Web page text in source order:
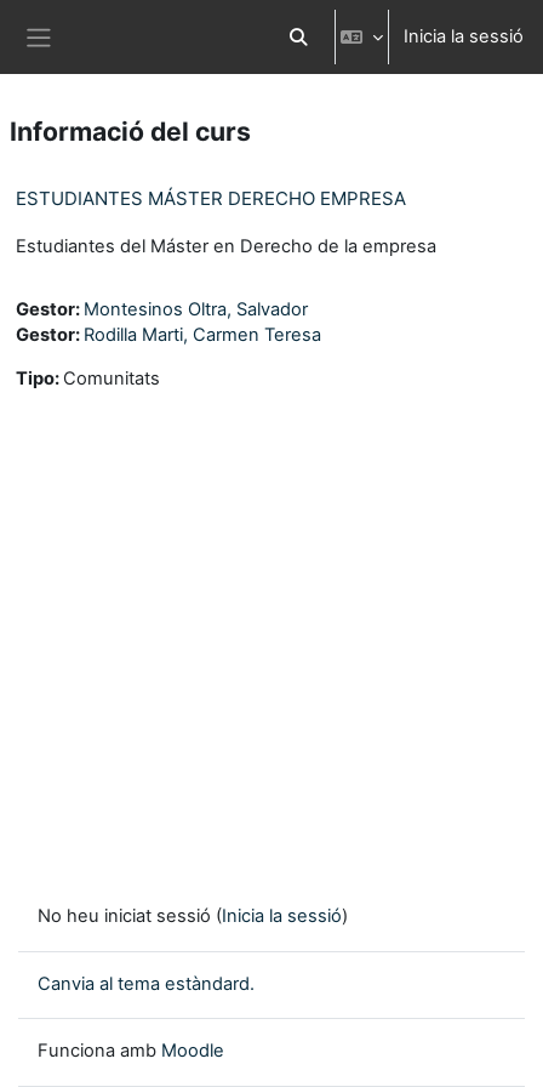
Commuta l'entrada de la cerca
Inicia la sessió
Informació del curs
ESTUDIANTES MÁSTER DERECHO EMPRESA
Estudiantes del Máster en Derecho de la empresa
Gestor: Montesinos Oltra, Salvador
Gestor: Rodilla Marti, Carmen Teresa
Tipo: Comunitats
No heu iniciat sessió (Inicia la sessió)
Canvia al tema estàndard.
Funciona amb Moodle